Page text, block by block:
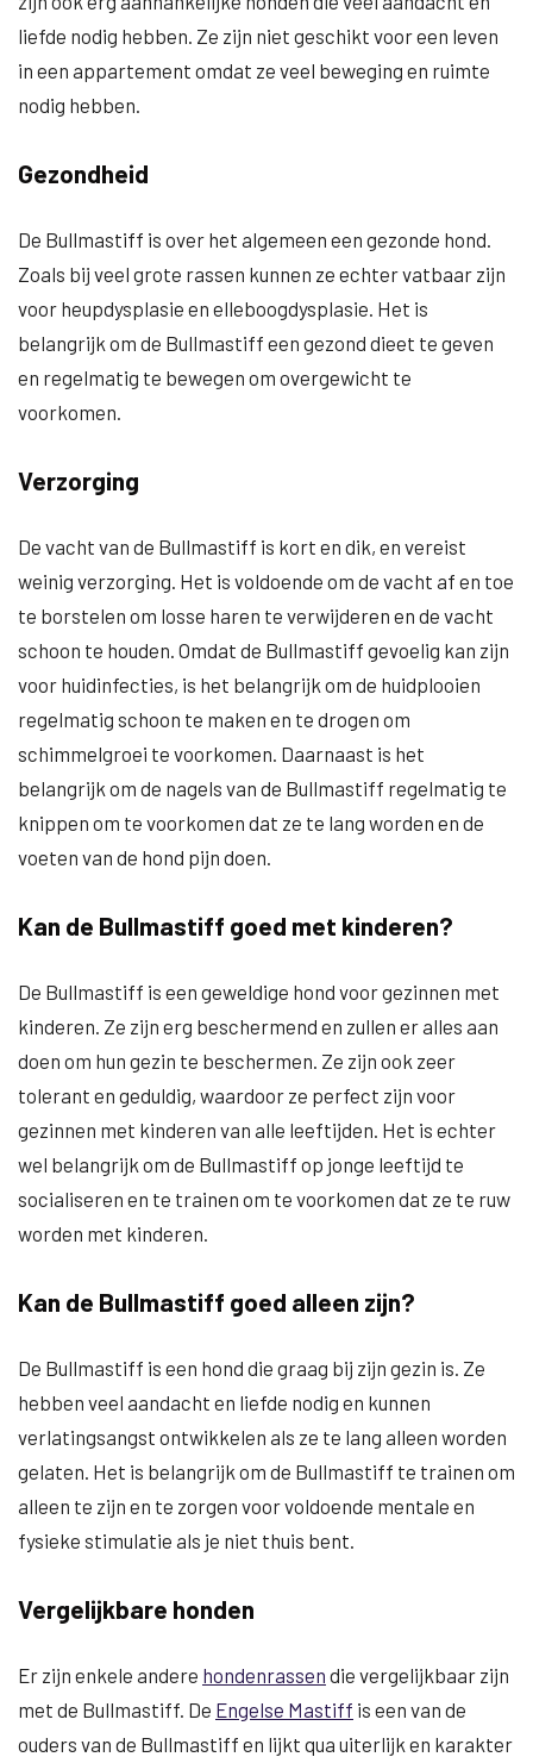
liefde nodig hebben. Ze zijn niet geschikt voor een leven
in een appartement omdat ze veel beweging en ruimte
nodig hebben.
Gezondheid
De Bullmastiff is over het algemeen een gezonde hond.
Zoals bij veel grote rassen kunnen ze echter vatbaar zijn
voor heupdysplasie en elleboogdysplasie. Het is
belangrijk om de Bullmastiff een gezond dieet te geven
en regelmatig te bewegen om overgewicht te
voorkomen.
Verzorging
De vacht van de Bullmastiff is kort en dik, en vereist
weinig verzorging. Het is voldoende om de vacht af en toe
te borstelen om losse haren te verwijderen en de vacht
schoon te houden. Omdat de Bullmastiff gevoelig kan zijn
voor huidinfecties, is het belangrijk om de huidplooien
regelmatig schoon te maken en te drogen om
schimmelgroei te voorkomen. Daarnaast is het
belangrijk om de nagels van de Bullmastiff regelmatig te
knippen om te voorkomen dat ze te lang worden en de
voeten van de hond pijn doen.
Kan de Bullmastiff goed met kinderen?
De Bullmastiff is een geweldige hond voor gezinnen met
kinderen. Ze zijn erg beschermend en zullen er alles aan
doen om hun gezin te beschermen. Ze zijn ook zeer
tolerant en geduldig, waardoor ze perfect zijn voor
gezinnen met kinderen van alle leeftijden. Het is echter
wel belangrijk om de Bullmastiff op jonge leeftijd te
socialiseren en te trainen om te voorkomen dat ze te ruw
worden met kinderen.
Kan de Bullmastiff goed alleen zijn?
De Bullmastiff is een hond die graag bij zijn gezin is. Ze
hebben veel aandacht en liefde nodig en kunnen
verlatingsangst ontwikkelen als ze te lang alleen worden
gelaten. Het is belangrijk om de Bullmastiff te trainen om
alleen te zijn en te zorgen voor voldoende mentale en
fysieke stimulatie als je niet thuis bent.
Vergelijkbare honden
Er zijn enkele andere hondenrassen die vergelijkbaar zijn
met de Bullmastiff. De Engelse Mastiff is een van de
ouders van de Bullmastiff en lijkt qua uiterlijk en karakter